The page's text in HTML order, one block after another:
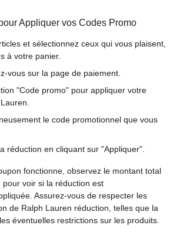
Appliquer vos Codes Promo
et sélectionnez ceux qui vous plaisent,
à votre panier.
vous sur la page de paiement.
"Code promo" pour appliquer votre
le code promotionnel que vous
réduction en cliquant sur "Appliquer".
fonctionne, observez le montant total
voir si la réduction est
Assurez-vous de respecter les
de Ralph Lauren réduction, telles que la
éventuelles restrictions sur les produits.